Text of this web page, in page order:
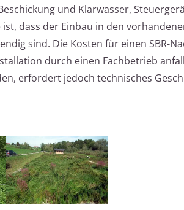
und Klarwasser,
dass der Einbau in den
sind. Die Kosten für einen SBR-
durch einen Fachbetrieb
erfordert jedoch technisches